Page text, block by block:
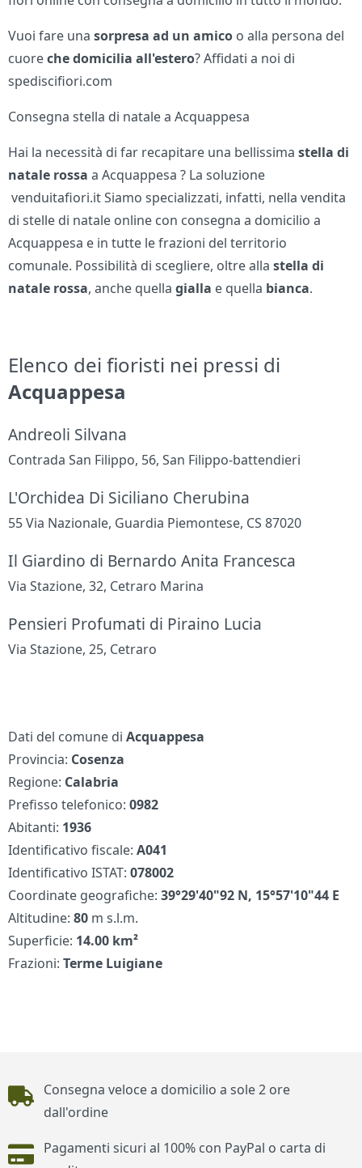
Vuoi fare unasorpresa ad un amico o alla persona del
cuoreche domicilia all'estero? Affidati a noi di
spediscifiori.com
Consegna stella di natale a Acquappesa
Hai la necessità di far recapitare una bellissimastella di
natale rossa a Acquappesa ? La soluzione
venduitafiori.it Siamo specializzati, infatti, nella vendita
di stelle di natale online con consegna a domicilio a
Acquappesa e in tutte le frazioni del territorio
comunale. Possibilità di scegliere, oltre allastella di
natale rossa, anche quellagialla e quella bianca.
Elenco dei fioristi nei pressi di
Acquappesa
Andreoli Silvana
Contrada San Filippo, 56, San Filippo-battendieri
L'Orchidea Di Siciliano Cherubina
55 Via Nazionale, Guardia Piemontese, CS 87020
Il Giardino di Bernardo Anita Francesca
Via Stazione, 32, Cetraro Marina
Pensieri Profumati di Piraino Lucia
Via Stazione, 25, Cetraro
Dati del comune diAcquappesa
Provincia: Cosenza
Regione: Calabria
Prefisso telefonico:0982
Abitanti: 1936
Identificativo fiscale:A041
Identificativo ISTAT:078002
Coordinate geografiche:39°29'40"92 N, 15°57'10"44 E
Altitudine:80 m s.l.m.
Superficie: 14.00 km²
Frazioni:Terme Luigiane
Piè di pagina
Consegna veloce a domicilio a sole 2 ore
dall'ordine
Pagamenti sicuri al 100% con PayPal o carta di